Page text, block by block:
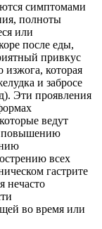
симптомами
полноты
или
после еды,
привкус
изжога, которая
и забросе
Эти проявления
ведут
повышению
всех
гастрите
нечасто
во время или